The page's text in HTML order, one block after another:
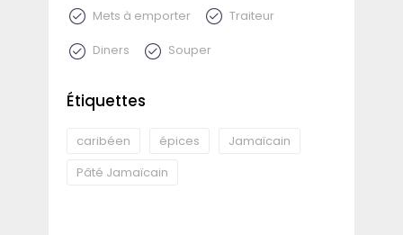
Mets à emporter Traiteur
Diners Souper
Étiquettes
caribéen épices
Jamaïcain
Pâté Jamaïcain